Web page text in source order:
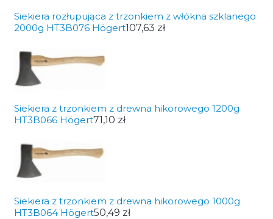
Siekiera rozłupująca z trzonkiem z włókna szklanego
2000g HT3B076 Högert107,63 zł
Siekiera z trzonkiem z drewna hikorowego 1200g
HT3B066 Högert71,10 zł
Siekiera z trzonkiem z drewna hikorowego 1000g
HT3B064 Högert50,49 zł